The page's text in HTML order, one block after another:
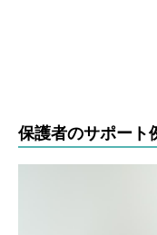
保護者のサポート